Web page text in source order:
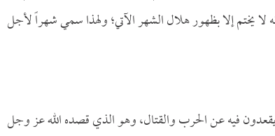
يختم إلا بظهور هلال الشهر الآتي؛ ولهذا سمي شهراً لأجل
فيه عن الحرب والقتال، وهو الذي قصده الله عز وجل